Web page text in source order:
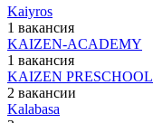
Kaiyros
1 вакансия
KAIZEN-ACADEMY
1 вакансия
KAIZEN PRESCHOOL
2 вакансии
Kalabasa